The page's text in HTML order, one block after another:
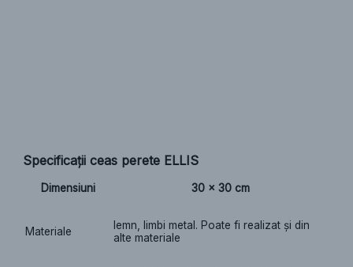
Specificații ceas perete ELLIS
Dimensiuni 30 x 30 cm
Materiale
lemn, limbi metal. Poate fi realizat și din
alte materiale